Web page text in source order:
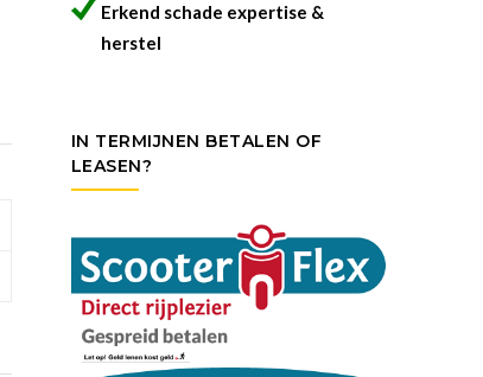
Erkend schade expertise &
herstel
IN TERMIJNEN BETALEN OF
LEASEN?